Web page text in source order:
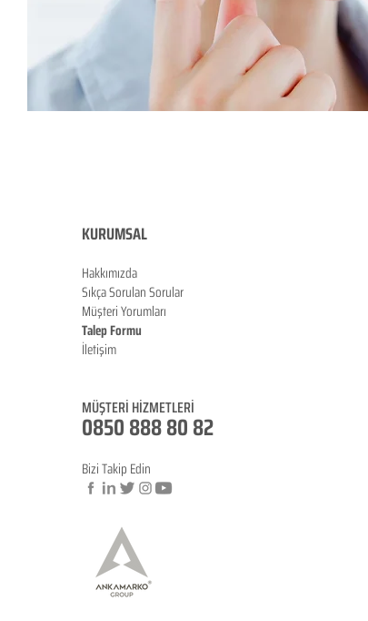
KURUMSAL
Hakkımızda
Sıkça Sorulan Sorular
Müşteri Yorumları
Talep Formu
İletişim
MÜŞTERİ HİZMETLERİ
0850 888 80 82
Bizi Takip Edin
© Copyright